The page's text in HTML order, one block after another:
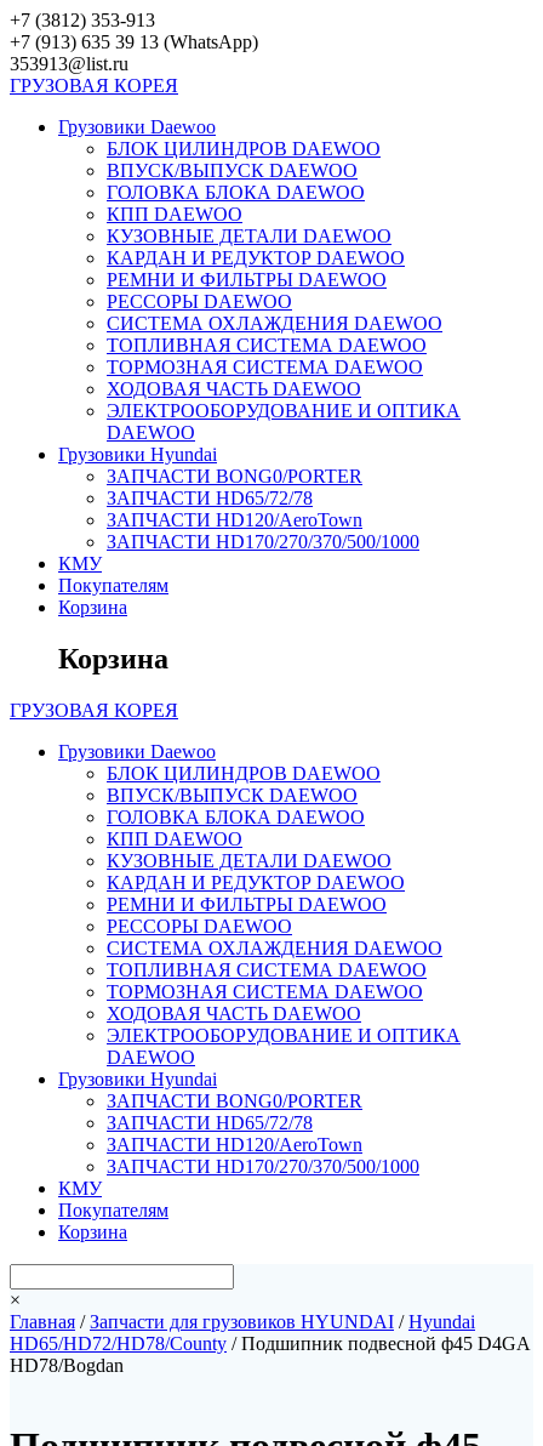
Перейти
к
контенту
+7 (3812) 353-913
+7 (913) 635 39 13 (WhatsApp)
353913@list.ru
ГРУЗОВАЯ КОРЕЯ
Грузовики Daewoo
БЛОК ЦИЛИНДРОВ DAEWOO
ВПУСК/ВЫПУСК DAEWOO
ГОЛОВКА БЛОКА DAEWOO
КПП DAEWOO
КУЗОВНЫЕ ДЕТАЛИ DAEWOO
КАРДАН И РЕДУКТОР DAEWOO
РЕМНИ И ФИЛЬТРЫ DAEWOO
РЕССОРЫ DAEWOO
СИСТЕМА ОХЛАЖДЕНИЯ DAEWOO
ТОПЛИВНАЯ СИСТЕМА DAEWOO
ТОРМОЗНАЯ СИСТЕМА DAEWOO
ХОДОВАЯ ЧАСТЬ DAEWOO
ЭЛЕКТРООБОРУДОВАНИЕ И ОПТИКА
DAEWOO
Грузовики Hyundai
ЗАПЧАСТИ BONG0/PORTER
ЗАПЧАСТИ HD65/72/78
ЗАПЧАСТИ HD120/AeroTown
ЗАПЧАСТИ HD170/270/370/500/1000
КМУ
Покупателям
Корзина
Корзина
ГРУЗОВАЯ КОРЕЯ
Грузовики Daewoo
БЛОК ЦИЛИНДРОВ DAEWOO
ВПУСК/ВЫПУСК DAEWOO
ГОЛОВКА БЛОКА DAEWOO
КПП DAEWOO
КУЗОВНЫЕ ДЕТАЛИ DAEWOO
КАРДАН И РЕДУКТОР DAEWOO
РЕМНИ И ФИЛЬТРЫ DAEWOO
РЕССОРЫ DAEWOO
СИСТЕМА ОХЛАЖДЕНИЯ DAEWOO
ТОПЛИВНАЯ СИСТЕМА DAEWOO
ТОРМОЗНАЯ СИСТЕМА DAEWOO
ХОДОВАЯ ЧАСТЬ DAEWOO
ЭЛЕКТРООБОРУДОВАНИЕ И ОПТИКА
DAEWOO
Грузовики Hyundai
ЗАПЧАСТИ BONG0/PORTER
ЗАПЧАСТИ HD65/72/78
ЗАПЧАСТИ HD120/AeroTown
ЗАПЧАСТИ HD170/270/370/500/1000
КМУ
Покупателям
Корзина
×
Главная /Запчасти для грузовиков HYUNDAI /Hyundai
HD65/HD72/HD78/County / Подшипник подвесной ф45 D4GA
HD78/Bogdan